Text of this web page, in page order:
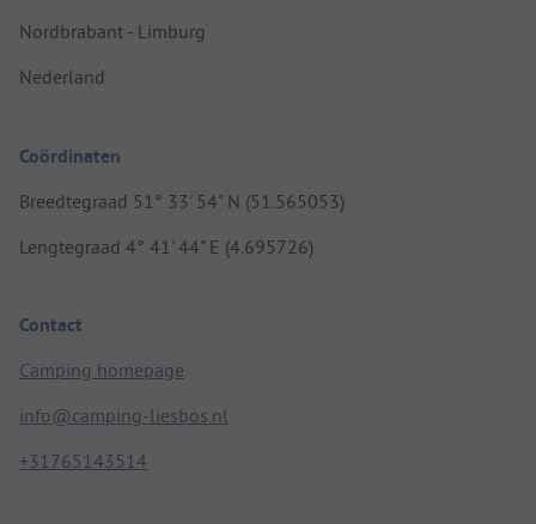
Nordbrabant - Limburg
Nederland
Coördinaten
Breedtegraad 51° 33' 54" N (51.565053)
Lengtegraad 4° 41' 44" E (4.695726)
Contact
Camping homepage
info@camping-liesbos.nl
+31765143514